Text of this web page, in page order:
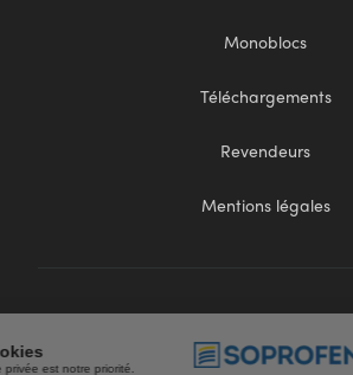
Monoblocs
Téléchargements
Revendeurs
Mentions légales
des cookies
de votre vie privée est notre priorité.